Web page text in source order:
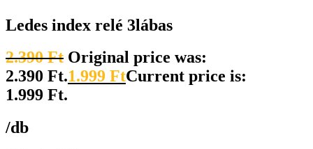
Ledes index relé 3lábas
2.390Ft Original price was:
2.390 Ft.1.999 FtCurrent price is:
1.999 Ft.
/db